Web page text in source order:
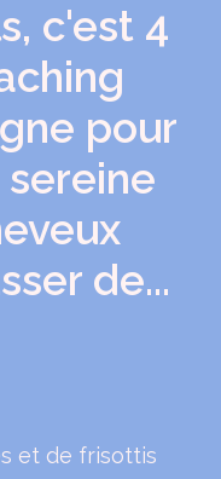
c'est 4
pour
de...
et de frisottis